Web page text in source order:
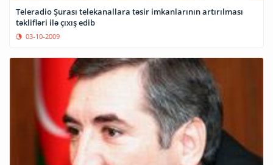
Teleradio Şurası telekanallara təsir imkanlarının artırılması
təklifləri ilə çıxış edib
03-10-2009